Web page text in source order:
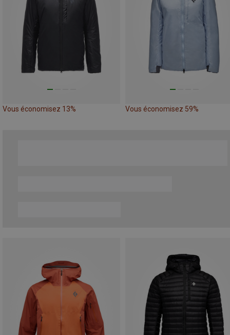
Vous économisez 13% Vous économisez 59%